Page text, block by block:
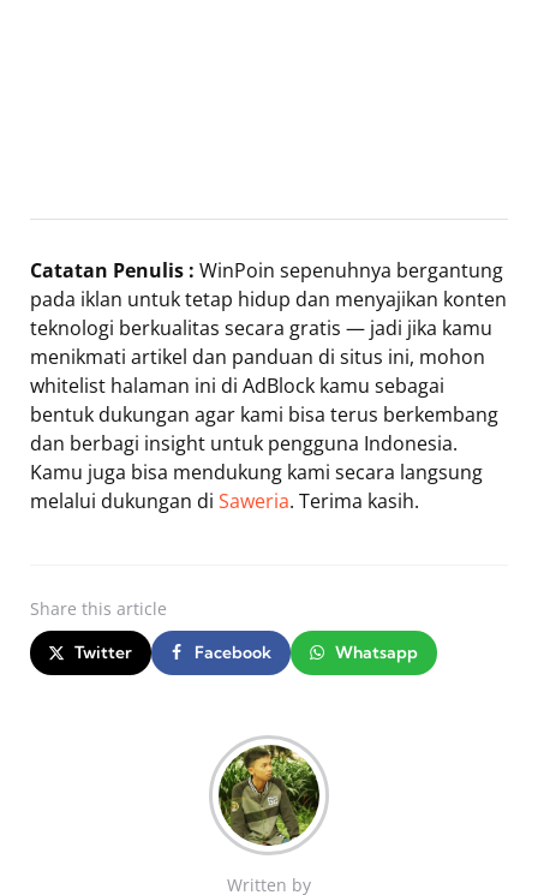
Catatan Penulis : WinPoin sepenuhnya bergantung
pada iklan untuk tetap hidup dan menyajikan konten
teknologi berkualitas secara gratis — jadi jika kamu
menikmati artikel dan panduan di situs ini, mohon
whitelist halaman ini di AdBlock kamu sebagai
bentuk dukungan agar kami bisa terus berkembang
dan berbagi insight untuk pengguna Indonesia.
Kamu juga bisa mendukung kami secara langsung
melalui dukungan di Saweria. Terima kasih.
Share this article
Twitter Facebook Whatsapp
Written by